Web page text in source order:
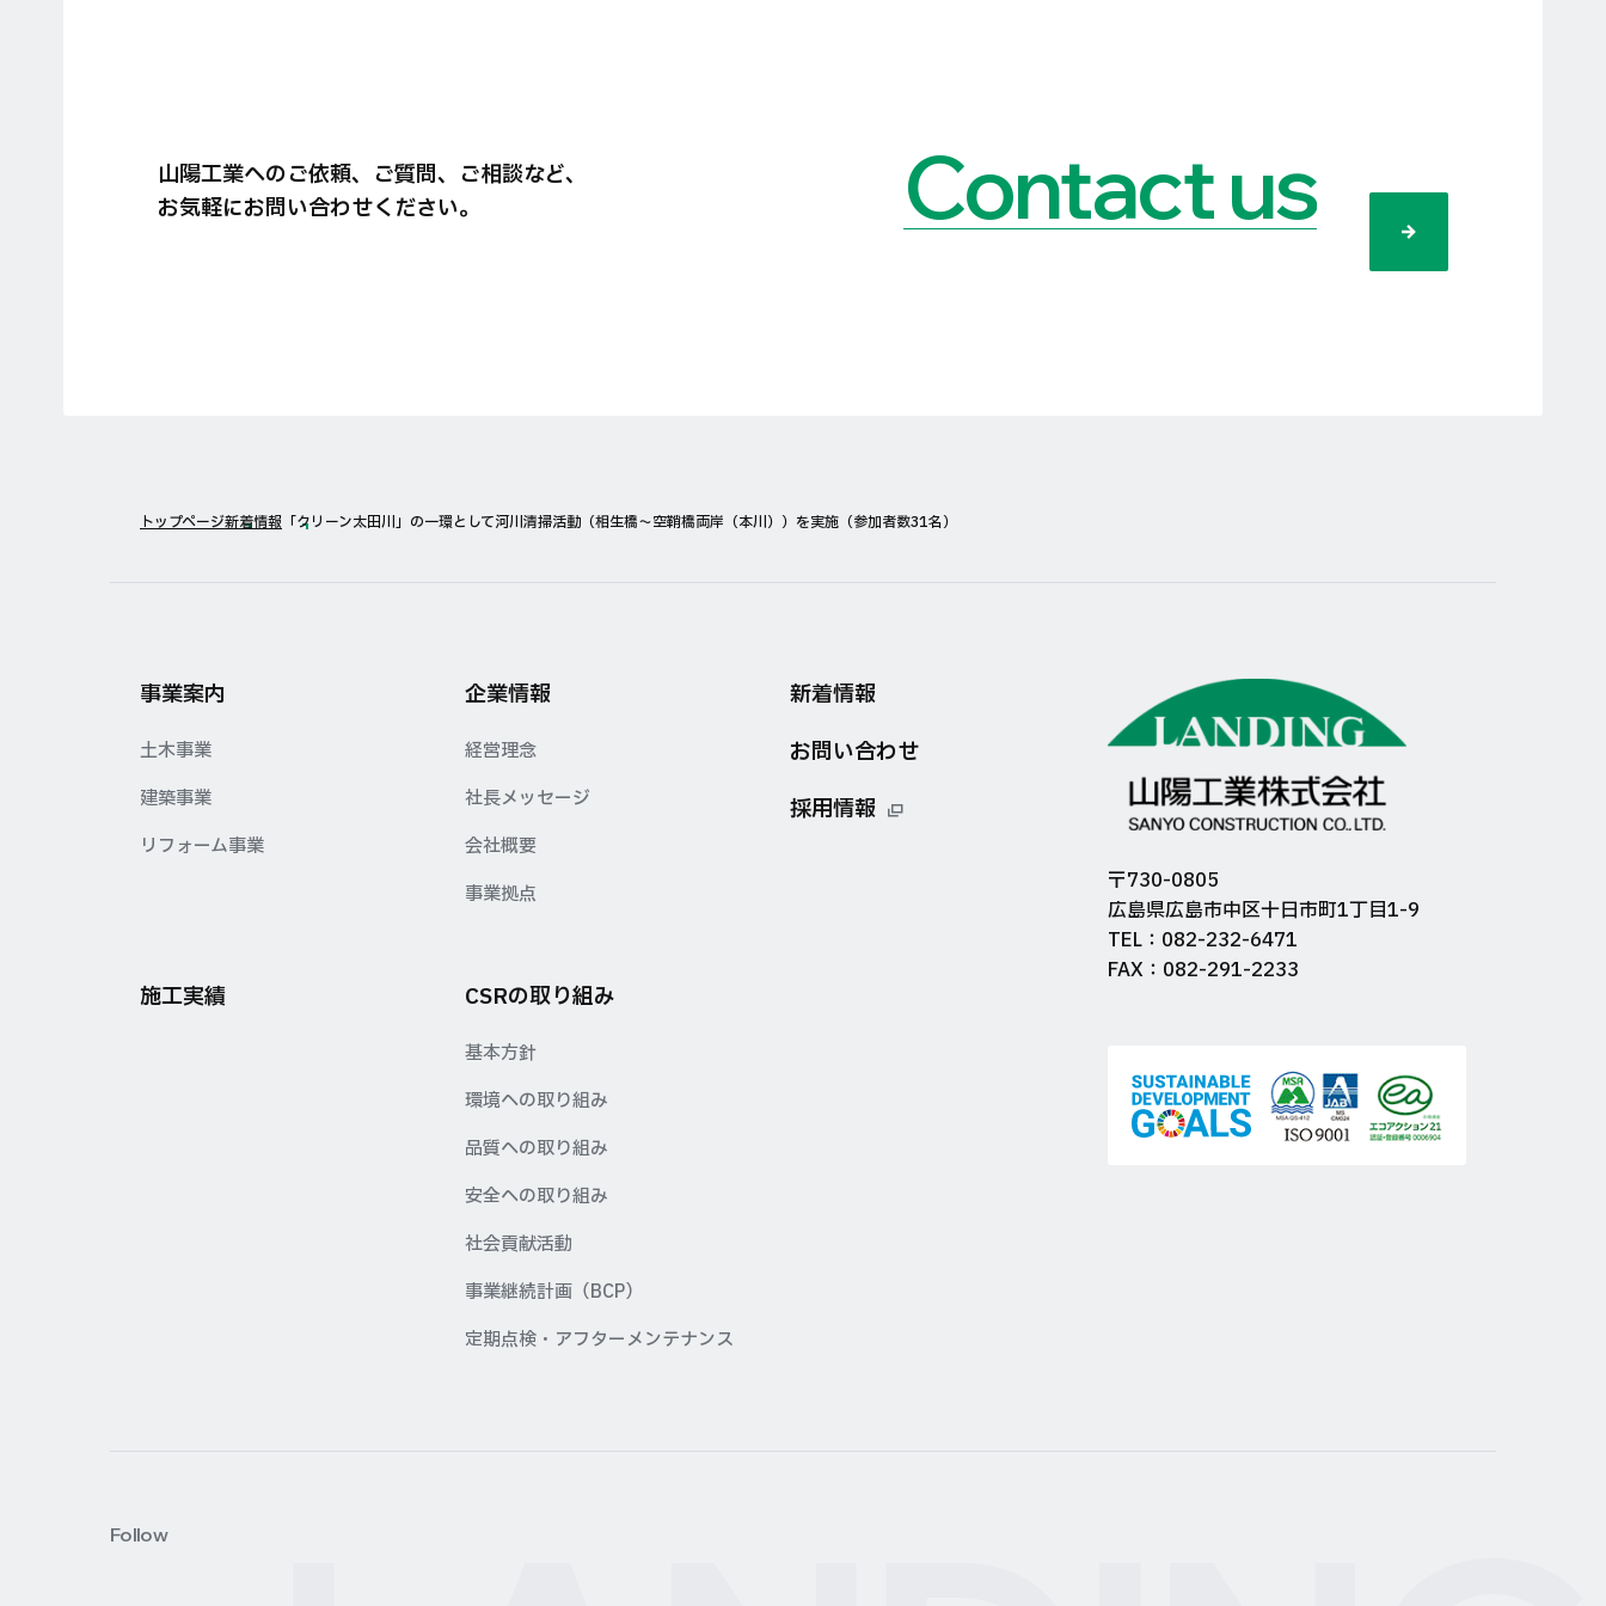
山陽工業へのご依頼、ご質問、ご相談など、
お気軽にお問い合わせください。
Contact us
トップページ新着情報 「クリーン太田川」の一環として河川清掃活動（相生橋〜空鞘橋両岸（本川））を実施（参加者数31名）
事業案内
土木事業
建築事業
リフォーム事業
企業情報
経営理念
社長メッセージ
会社概要
事業拠点
施工実績 CSRの取り組み
基本方針
環境への取り組み
品質への取り組み
安全への取り組み
社会貢献活動
事業継続計画（BCP）
定期点検・アフターメンテナンス
新着情報
お問い合わせ
採用情報
〒730-0805
広島県広島市中区十日市町1丁目1-9
TEL：082-232-6471
FAX：082-291-2233
Follow